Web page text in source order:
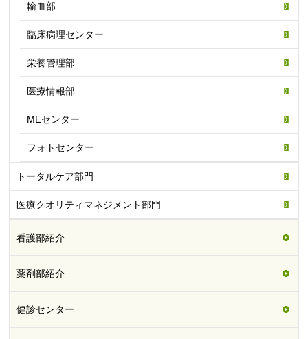
輸血部
臨床病理センター
栄養管理部
医療情報部
MEセンター
フォトセンター
トータルケア部門
医療クオリティマネジメント部門
看護部紹介
薬剤部紹介
健診センター